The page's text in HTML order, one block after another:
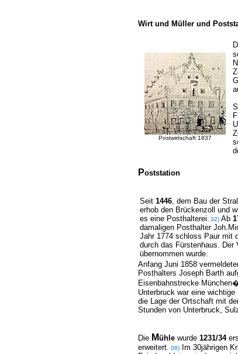
Wirt und Müller und
Postwirtschaft 1837
Poststation
Seit 1446, dem Bau der
erhob den Brückenzoll und
es eine Posthalterei.
32) Ab
damaligen Posthalter
Jahr 1774 schloss Paur mit
durch das Fürstenhaus. Der
übernommen wurde.
Anfang Juni 1858
Posthalters Joseph Barth
Eisenbahnstrecke
Unterbruck war eine
die Lage der Ortschaft mit
Stunden von Unterbruck,
Die Mühlewurde 1231/34
erweitert.
08)Im 30jährigen